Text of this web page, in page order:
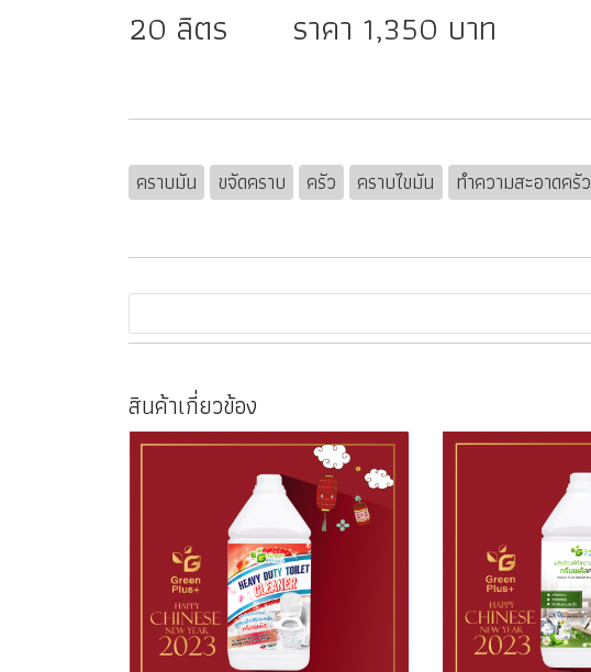
20 ลิตร ราคา 1,350 บาท
คราบมัน ขจัดคราบ ครัว คราบไขมัน ทำความสะอาดครัว
สินค้าเกี่ยวข้อง